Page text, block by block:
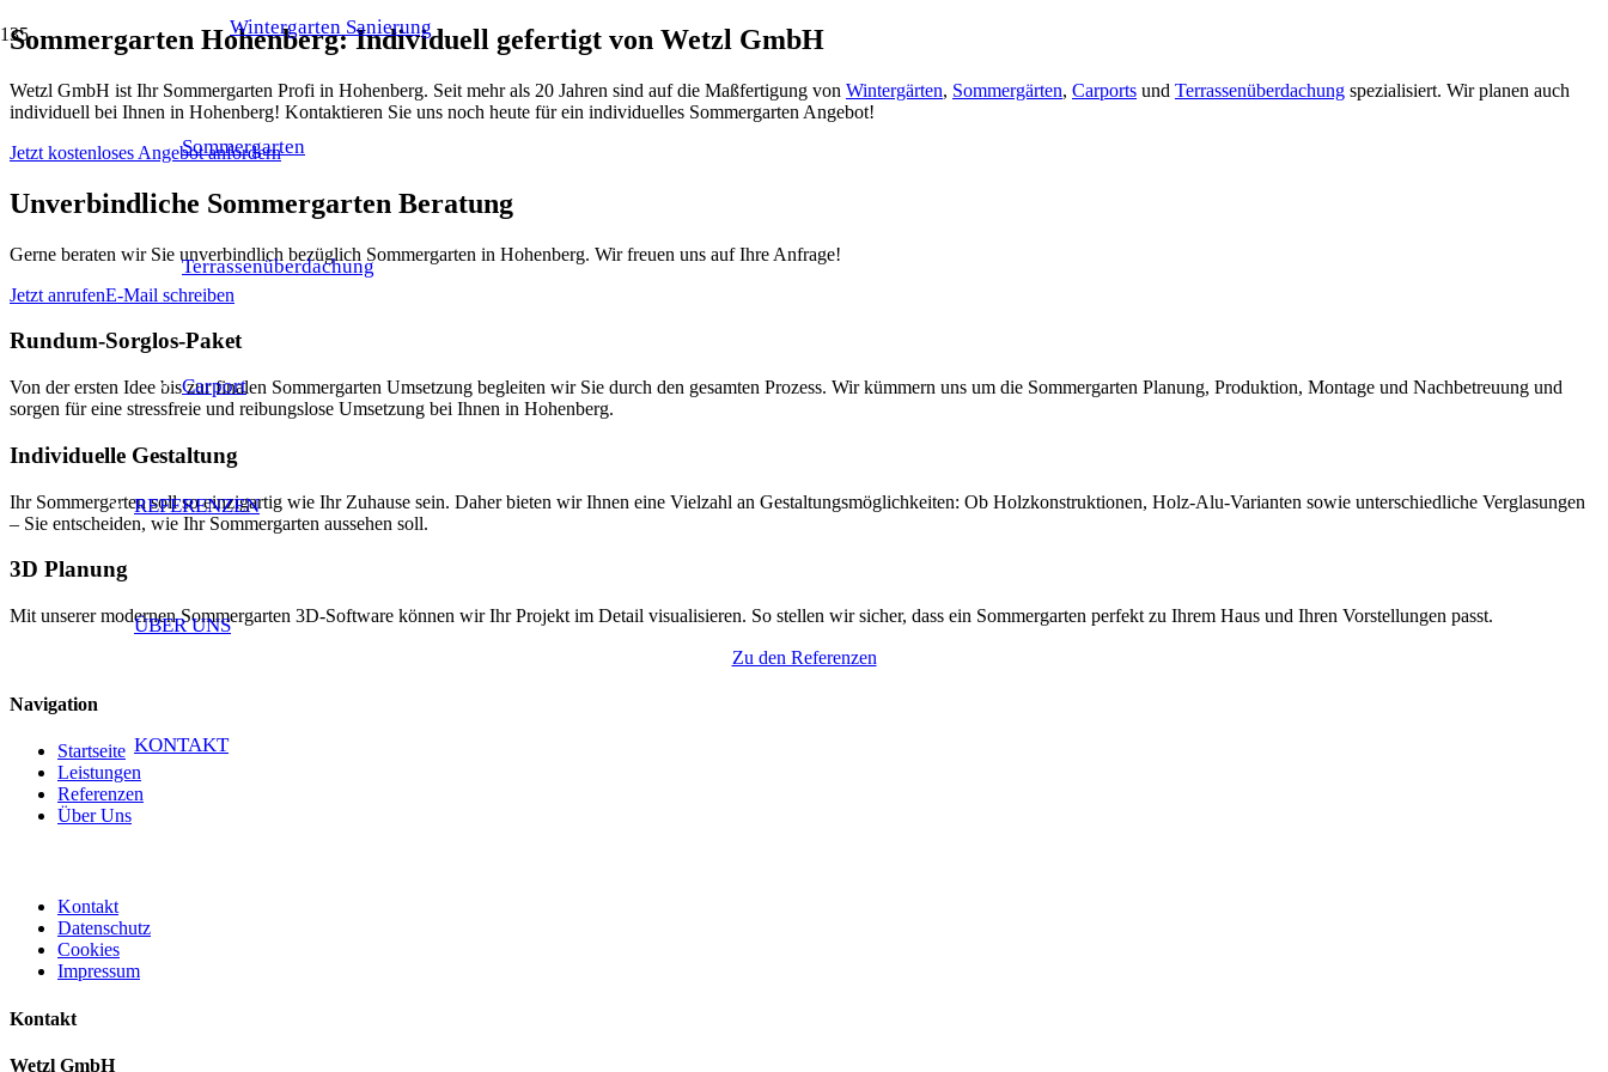
Wintergarten Sanierung
Sommergarten
Terrassenüberdachung
Carport
REFERENZEN
ÜBER UNS
KONTAKT
Sommergarten Hohenberg: Individuell gefertigt von Wetzl GmbH
Wetzl GmbH ist Ihr Sommergarten Profi in Hohenberg. Seit mehr als 20 Jahren sind auf die Maßfertigung von Wintergärten, Sommergärten, Carports und Terrassenüberdachung spezialisiert. Wir planen auch
individuell bei Ihnen in Hohenberg! Kontaktieren Sie uns noch heute für ein individuelles Sommergarten Angebot!
Jetzt kostenloses Angebot anfordern
Unverbindliche Sommergarten Beratung
Gerne beraten wir Sie unverbindlich bezüglich Sommergarten in Hohenberg. Wir freuen uns auf Ihre Anfrage!
Jetzt anrufenE-Mail schreiben
Rundum-Sorglos-Paket
Von der ersten Idee bis zur finalen Sommergarten Umsetzung begleiten wir Sie durch den gesamten Prozess. Wir kümmern uns um die Sommergarten Planung, Produktion, Montage und Nachbetreuung und
sorgen für eine stressfreie und reibungslose Umsetzung bei Ihnen in Hohenberg.
Individuelle Gestaltung
Ihr Sommergarten soll so einzigartig wie Ihr Zuhause sein. Daher bieten wir Ihnen eine Vielzahl an Gestaltungsmöglichkeiten: Ob Holzkonstruktionen, Holz-Alu-Varianten sowie unterschiedliche Verglasungen
– Sie entscheiden, wie Ihr Sommergarten aussehen soll.
3D Planung
Mit unserer modernen Sommergarten 3D-Software können wir Ihr Projekt im Detail visualisieren. So stellen wir sicher, dass ein Sommergarten perfekt zu Ihrem Haus und Ihren Vorstellungen passt.
Zu den Referenzen
Navigation
Startseite
Leistungen
Referenzen
Über Uns
Kontakt
Datenschutz
Cookies
Impressum
Kontakt
Wetzl GmbH